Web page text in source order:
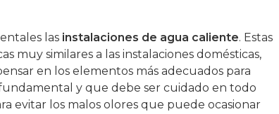
las instalaciones de agua caliente. Estas
muy similares a las instalaciones domésticas,
en los elementos más adecuados para
y que debe ser cuidado en todo
evitar los malos olores que puede ocasionar